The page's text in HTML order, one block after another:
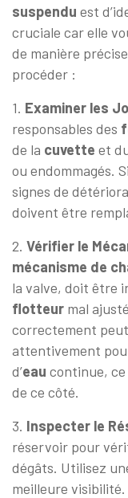
suspendu est
cruciale car elle
de manière
procéder :
1. Examiner les
responsables des
de la cuvette et
ou endommagés.
signes de
doivent être
2. Vérifier le
mécanisme de
la valve, doit être
flotteur mal
correctement
attentivement
d’eau continue,
de ce côté.
3. Inspecter le
réservoir pour
dégâts. Utilisez
meilleure